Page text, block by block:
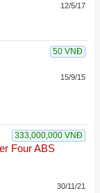
12/5/17
50 VNĐ
15/9/15
333,000,000 VNĐ
Four ABS
30/11/21